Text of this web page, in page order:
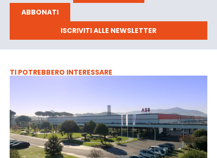
ABBONATI
ISCRIVITI ALLE NEWSLETTER
TI POTREBBERO INTERESSARE